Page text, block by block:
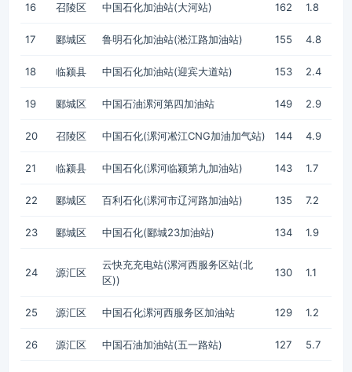
16 召陵区 中国石化加油站(大河站) 162 1.8
17 郾城区 鲁明石化加油站(淞江路加油站) 155 4.8
18 临颍县 中国石化加油站(迎宾大道站) 153 2.4
19 郾城区 中国石油漯河第四加油站 149 2.9
20 召陵区 中国石化(漯河凇江CNG加油加气站) 144 4.9
21 临颍县 中国石化(漯河临颍第九加油站) 143 1.7
22 郾城区 百利石化(漯河市辽河路加油站) 135 7.2
23 郾城区 中国石化(郾城23加油站) 134 1.9
24 源汇区
云快充充电站(漯河西服务区站(北
区))
130 1.1
25 源汇区 中国石化漯河西服务区加油站 129 1.2
26 源汇区 中国石油加油站(五一路站) 127 5.7